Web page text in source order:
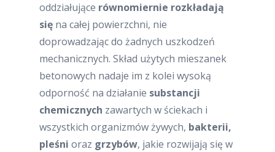
oddziałujące równomiernie rozkładają
się na całej powierzchni, nie
doprowadzając do żadnych uszkodzeń
mechanicznych. Skład użytych mieszanek
betonowych nadaje im z kolei wysoką
odporność na działanie substancji
chemicznych zawartych w ściekach i
wszystkich organizmów żywych, bakterii,
pleśni oraz grzybów, jakie rozwijają się w